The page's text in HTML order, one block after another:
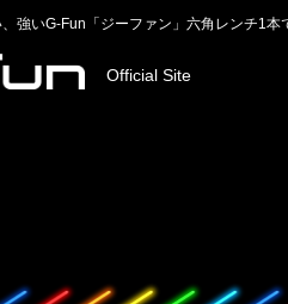
Official Site
強いG-Fun「ジーファン」六角レンチ1本